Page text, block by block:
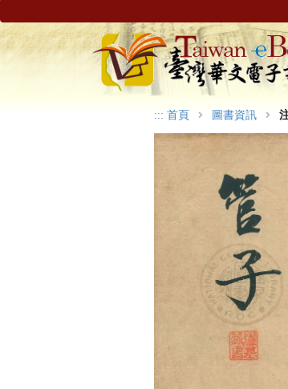
::: 首頁 圖書資訊